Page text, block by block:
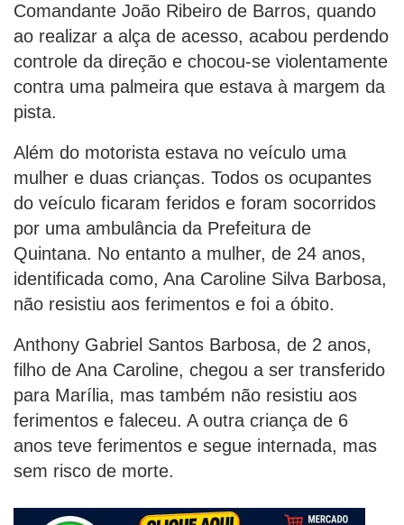
Comandante João Ribeiro de Barros, quando
ao realizar a alça de acesso, acabou perdendo
controle da direção e chocou-se violentamente
contra uma palmeira que estava à margem da
pista.
Além do motorista estava no veículo uma
mulher e duas crianças. Todos os ocupantes
do veículo ficaram feridos e foram socorridos
por uma ambulância da Prefeitura de
Quintana. No entanto a mulher, de 24 anos,
identificada como, Ana Caroline Silva Barbosa,
não resistiu aos ferimentos e foi a óbito.
Anthony Gabriel Santos Barbosa, de 2 anos,
filho de Ana Caroline, chegou a ser transferido
para Marília, mas também não resistiu aos
ferimentos e faleceu. A outra criança de 6
anos teve ferimentos e segue internada, mas
sem risco de morte.